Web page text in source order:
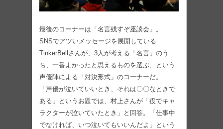
最後のコーナーは「名言残すぞ座談会」。
SNSでアツいメッセージを展開している
TinkerBellさんが、3人が考える「名言」のう
ち、一番よかったと思えるものを選ぶ、という
声優陣による「対決形式」のコーナーだ。
「声優が泣いていいとき、それは〇〇なときで
ある」というお題では、村上さんが「役でキャ
ラクターが泣いていたとき」と回答。「仕事中
でなければ、いつ泣いてもいいんだよ」という